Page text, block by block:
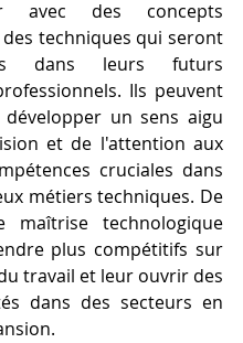
avec des concepts
des techniques qui seront
dans leurs futurs
Ils peuvent
développer un sens aigu
et de l'attention aux
cruciales dans
métiers techniques. De
maîtrise technologique
plus compétitifs sur
travail et leur ouvrir des
dans des secteurs en